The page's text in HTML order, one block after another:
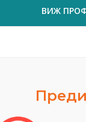
ВИЖ ПРОФИЛ